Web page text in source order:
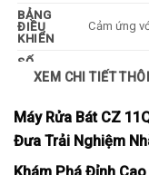
BẢNG
ĐIỀU
KHIỂN
Cảm ứng
SỐ
CHƯƠNG
TRÌNH
ĐỘNG
5 chương
CÔNG
NGHỆ
Rửa nước
XEM CHI TIẾT
Máy Rửa Bát CZ
Đưa Trải Nghiệm